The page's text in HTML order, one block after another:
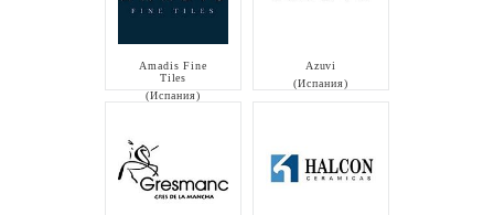
Amadis Fine
Tiles
(Испания)
Azuvi
(Испания)